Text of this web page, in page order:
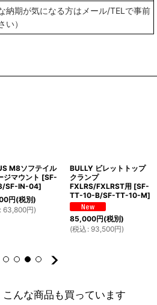
納期が気になる方はメール/TELで事前
い）
M8ソフテイル
ジマウント [SF-
SF-IN-04]
円(税別)
: 63,800円)
BULLY ビレットトップ
クランプ
FXLRS/FXLRST用 [SF-
TT-10-B/SF-TT-10-M]
85,000円(税別)
(税込 : 93,500円)
んな商品も買っています